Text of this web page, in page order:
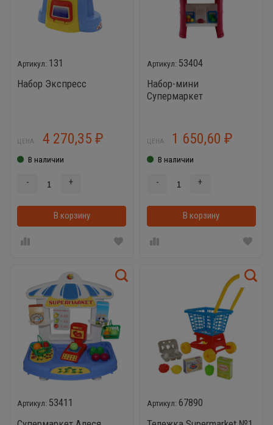
131
Набор Экспресс
ЦЕНА: 4 270,35 ₽
В наличии
- +
В корзину В корзинке
53404
Набор-мини
Супермаркет
ЦЕНА: 1 650,60₽
В наличии
- +
В корзину
53411
67890